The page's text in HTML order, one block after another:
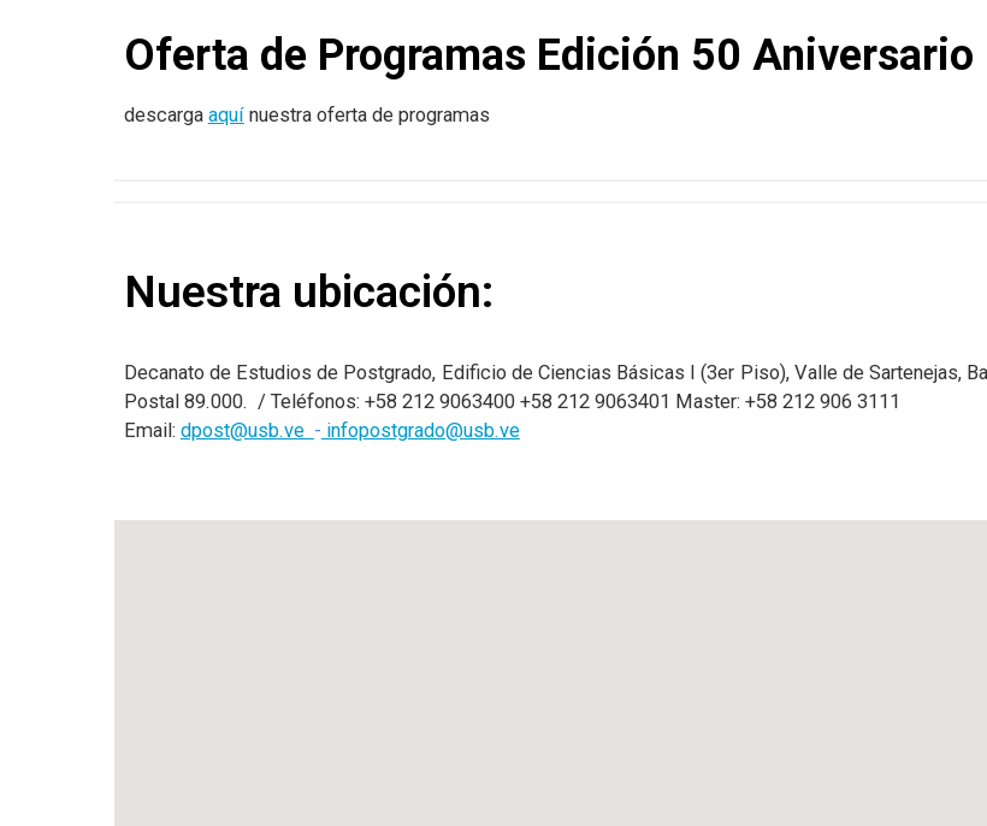
Oferta de Programas Edición 50 Aniversario
descarga aquínuestra oferta de programas
Nuestra ubicación:
Decanato de Estudios de Postgrado, Edificio de Ciencias Básicas I (3er Piso), Valle de Sartenejas,
Postal 89.000. / Teléfonos: +58 212 9063400 +58 212 9063401 Master: +58 212 906 3111
Email: dpost@usb.ve - infopostgrado@usb.ve